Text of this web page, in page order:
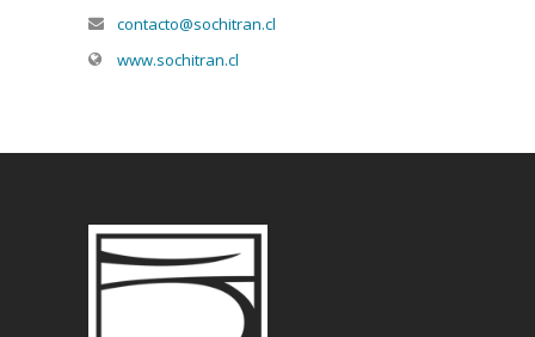
contacto@sochitran.cl
www.sochitran.cl